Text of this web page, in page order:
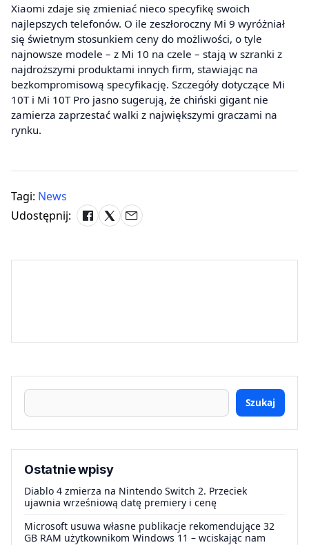
Xiaomi zdaje się zmieniać nieco specyfikę swoich
najlepszych telefonów. O ile zeszłoroczny Mi 9 wyróżniał
się świetnym stosunkiem ceny do możliwości, o tyle
najnowsze modele – z Mi 10 na czele – stają w szranki z
najdroższymi produktami innych firm, stawiając na
bezkompromisową specyfikację. Szczegóły dotyczące Mi
10T i Mi 10T Pro jasno sugerują, że chiński gigant nie
zamierza zaprzestać walki z największymi graczami na
rynku.
Tagi: News
Udostępnij:
Szukaj
Ostatnie wpisy
Diablo 4 zmierza na Nintendo Switch 2. Przeciek
ujawnia wrześniową datę premiery i cenę
Microsoft usuwa własne publikacje rekomendujące 32
GB RAM użytkownikom Windows 11 – wciskając nam